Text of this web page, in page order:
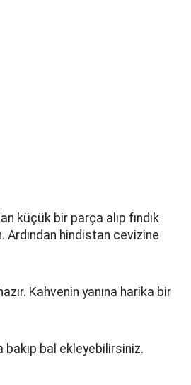
küçük bir parça alıp fındık
Ardından hindistan cevizine
Kahvenin yanına harika bir
bakıp bal ekleyebilirsiniz.